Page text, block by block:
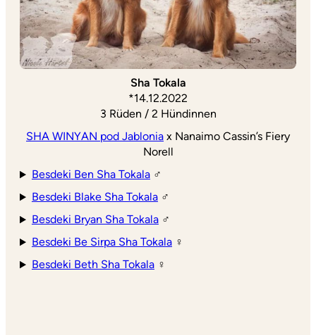
Sha Tokala
*14.12.2022
3 Rüden / 2 Hündinnen
SHA WINYAN pod Jablonia x Nanaimo Cassin’s Fiery
Norell
Besdeki Ben Sha Tokala♂
Besdeki Blake Sha Tokala♂
Besdeki Bryan Sha Tokala♂
Besdeki Be Sirpa Sha Tokala ♀
Besdeki Beth Sha Tokala ♀